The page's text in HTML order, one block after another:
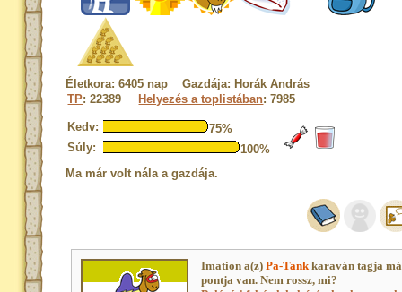
Életkora: 6405 nap Gazdája: Horák András
TP: 22389 Helyezés a toplistában: 7985
Kedv:
75%
Súly:
100%
Ma már volt nála a gazdája.
Imation a(z)Pa-Tankkaraván tagja
pontja van. Nem rossz, mi?